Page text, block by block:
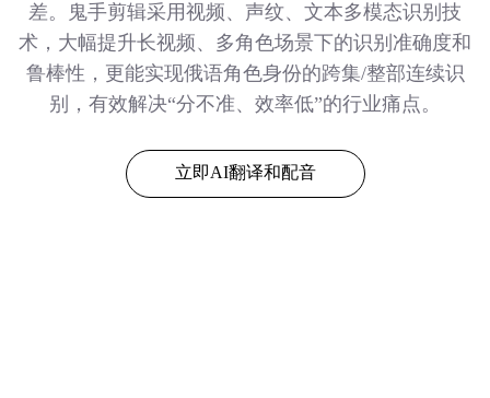
差。鬼手剪辑采用视频、声纹、文本多模态识别技
术，大幅提升长视频、多角色场景下的识别准确度和
鲁棒性，更能实现俄语角色身份的跨集/整部连续识
别，有效解决“分不准、效率低”的行业痛点。
立即AI翻译和配音